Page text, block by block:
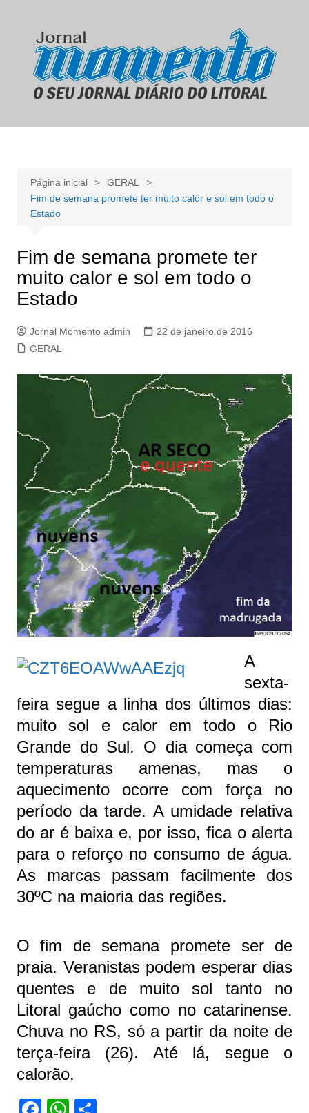
conteúdo
Página inicial
GERAL
Fim de semana promete ter muito calor e sol em todo o
Estado
Fim de semana promete ter
muito calor e sol em todo o
Estado
Jornal Momento admin
22 de janeiro de 2016
GERAL
A
sexta-
feira segue a linha dos últimos dias:
muito sol e calor em todo o Rio
Grande do Sul. O dia começa com
temperaturas amenas, mas o
aquecimento ocorre com força no
período da tarde. A umidade relativa
do ar é baixa e, por isso, fica o alerta
para o reforço no consumo de água.
As marcas passam facilmente dos
30ºC na maioria das regiões.
O fim de semana promete ser de
praia. Veranistas podem esperar dias
quentes e de muito sol tanto no
Litoral gaúcho como no catarinense.
Chuva no RS, só a partir da noite de
terça-feira (26). Até lá, segue o
calorão.